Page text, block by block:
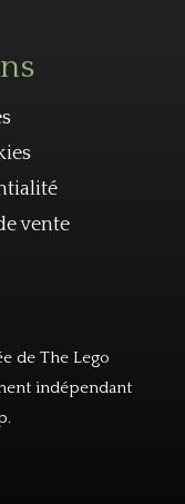
vente
de The Lego
indépendant